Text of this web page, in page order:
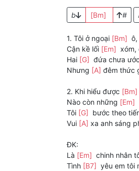
b [Bm] #
1. Tôi ở ngoại [Bm] ô,
Cận kề lối [Em] xóm,
Hai [G] đứa chưa ước
Nhưng [A] đêm thức
2. Khi hiểu được [Bm]
Nào còn những [Em]
Tôi [G] bước theo
Vui [A] xa anh sáng
ĐK:
Là [Em] chinh nhân
Tình [B7] yêu em tôi